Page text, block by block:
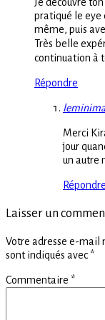
pratiqué le eye
même, puis
Très belle
continuation
Répondre
Merci
jour
un autre
Répondre
Laisser un
Votre adresse e-mail
sont indiqués avec *
Commentaire *